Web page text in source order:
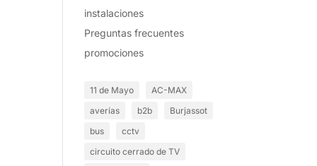
instalaciones
Preguntas frecuentes
promociones
11 de Mayo
AC-MAX
averías
b2b
Burjassot
bus
cctv
circuito cerrado de TV